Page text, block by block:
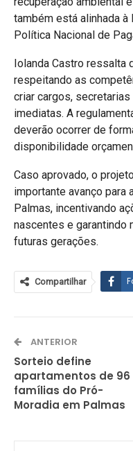
também está alinhada
Política Nacional de
Iolanda Castro ressalta
respeitando as
criar cargos,
imediatas. A
deverão ocorrer de
disponibilidade
Caso aprovado, o
importante avanço para
Palmas, incentivando
nascentes e garantindo
futuras gerações.
Compartilhar
ANTERIOR
Sorteio define
apartamentos de 96
famílias do Pró-
Moradia em Palmas